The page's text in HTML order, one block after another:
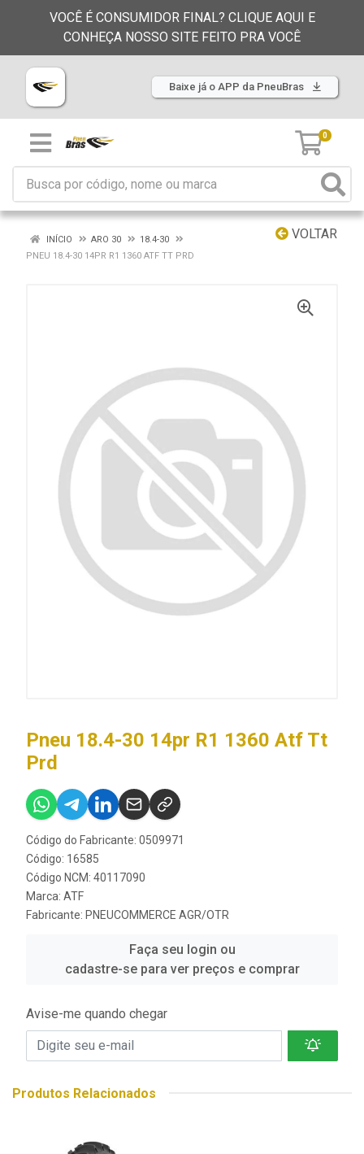
VOCÊ É CONSUMIDOR FINAL? CLIQUE AQUI E
CONHEÇA NOSSO SITE FEITO PRA VOCÊ
Baixe já o APP da PneuBras
0
VOLTAR
INÍCIO ARO 30
18.4-30
PNEU 18.4-30 14PR R1 1360 ATF TT PRD
Pneu 18.4-30 14pr R1 1360 Atf Tt
Prd
Código do Fabricante: 0509971
Código: 16585
Código NCM: 40117090
Marca: ATF
Fabricante: PNEUCOMMERCE AGR/OTR
Faça seu login ou
cadastre-se para ver preços e comprar
Avise-me quando chegar
Produtos Relacionados